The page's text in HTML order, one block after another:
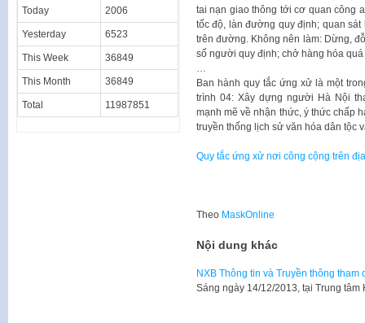
tai nạn giao thông tới cơ quan công
tốc độ, làn đường quy định; quan
trên đường. Không nên làm: Dừng,
số người quy định; chở hàng hóa quá
…
Ban hành quy tắc ứng xử là một
trình 04: Xây dựng người Hà Nội
mạnh mẽ về nhận thức, ý thức chấp
truyền thống lịch sử văn hóa dân tộc
Quy tắc ứng xử nơi công cộng trên
Theo MaskOnline
Nội dung khác
NXB Thông tin và Truyền thông tham
​Sáng ngày 14/12/2013, tại Trung
Today 2006
Yesterday 6523
This Week 36849
This Month 36849
Total 11987851